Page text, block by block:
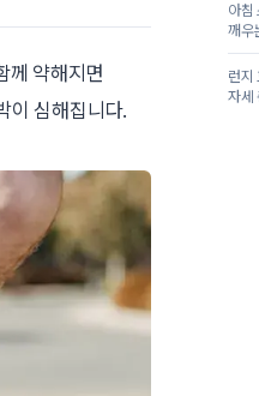
께 약해지면
이 심해집니다.
아침
깨우
런지
자세